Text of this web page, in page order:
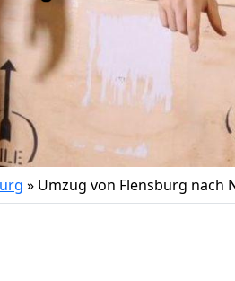
» Umzug von Flensburg nach